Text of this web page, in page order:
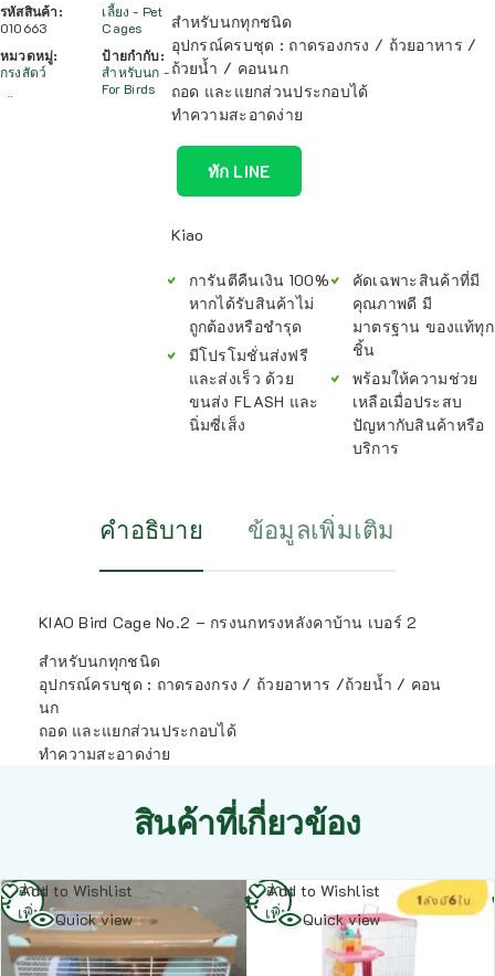
รหัสสินค้า:
010663
หมวดหมู่:
กรงสัตว์
เลี้ยง - Pet
Cages
ป้ายกำกับ:
สำหรับนก -
For Birds
สำหรับนกทุกชนิด
อุปกรณ์ครบชุด : ถาดรองกรง / ถ้วยอาหาร /
ถ้วยน้ำ / คอนนก
ถอด และแยกส่วนประกอบได้
ทำความสะอาดง่าย
ทัก LINE
Kiao
การันตีคืนเงิน 100%
หากได้รับสินค้าไม่
ถูกต้องหรือชำรุด
มีโปรโมชั่นส่งฟรี
และส่งเร็ว ด้วย
ขนส่ง FLASH และ
นิ่มซี่เส็ง
คัดเฉพาะสินค้าที่มี
คุณภาพดี มี
มาตรฐาน ของแท้ทุก
ชิ้น
พร้อมให้ความช่วย
เหลือเมื่อประสบ
ปัญหากับสินค้าหรือ
บริการ
คำอธิบาย ข้อมูลเพิ่มเติม
KIAO Bird Cage No.2 – กรงนกทรงหลังคาบ้าน เบอร์ 2
สำหรับนกทุกชนิด
อุปกรณ์ครบชุด : ถาดรองกรง / ถ้วยอาหาร /ถ้วยน้ำ / คอน
นก
ถอด และแยกส่วนประกอบได้
ทำความสะอาดง่าย
สินค้าที่เกี่ยวข้อง
Add to Wishlist
Quick view
อ่าน
เพิ่ม
Add to Wishlist
Quick view
อ่าน
เพิ่ม